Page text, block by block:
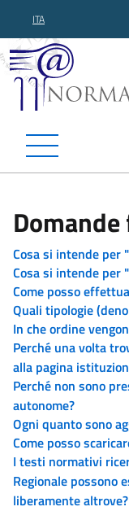
ITA
Cosa si intende per
Cosa si intende per
Come posso
Quali tipologie
In che ordine
Perché una volta
alla pagina
Perché non sono
autonome?
Ogni quanto sono
Come posso
I testi normativi
Regionale possono
liberamente altrove?